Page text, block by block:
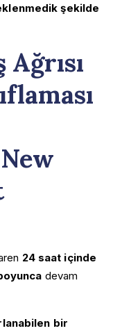
şekilde
24 saat içinde
devam
bir